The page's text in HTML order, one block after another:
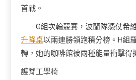
首戰。
G組次輪競賽，波蘭隊憑仗希
升降桌以兩連勝領跑積分榜。H組
轉，她的咖啡館被兩種能量衝擊得
護脊工學椅